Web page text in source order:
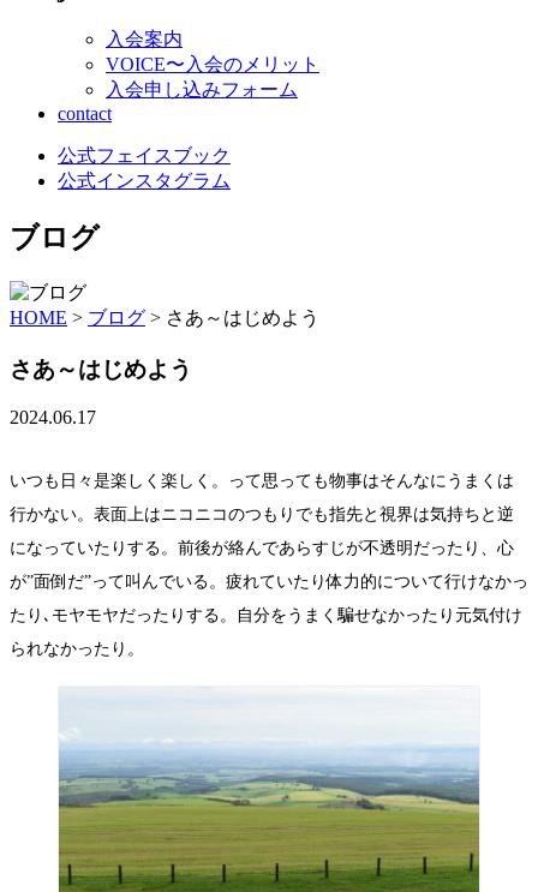
入会案内
VOICE〜入会のメリット
入会申し込みフォーム
contact
公式フェイスブック
公式インスタグラム
ブログ
HOME > ブログ > さあ～はじめよう
さあ～はじめよう
2024.06.17
いつも日々是楽しく楽しく。って思っても物事はそんなにうまくは
行かない。表面上はニコニコのつもりでも指先と視界は気持ちと逆
になっていたりする。前後が絡んであらすじが不透明だったり、心
が”面倒だ”って叫んでいる。疲れていたり体力的について行けなかっ
たり､モヤモヤだったりする。自分をうまく騙せなかったり元気付け
られなかったり。